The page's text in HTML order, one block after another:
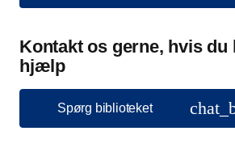
Kontakt os gerne, hvis du
hjælp
Spørg biblioteket